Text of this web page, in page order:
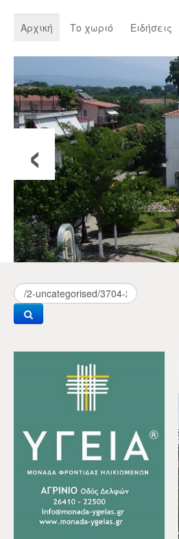
Αρχική Το χωριό Ειδήσεις
‹